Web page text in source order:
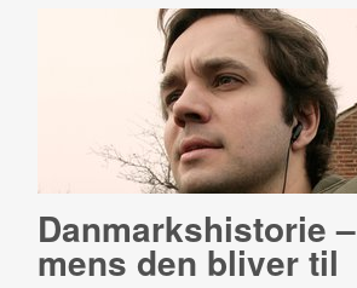
Dan­marks­hi­sto­rie –
mens den bliver til